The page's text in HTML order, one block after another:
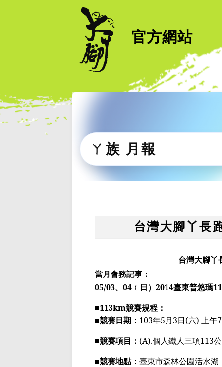
官方網站
ㄚ族 月報
台灣大腳丫長
台灣大腳丫
當月會務記事：
05/03、 04 ﹙ 日） 2014臺東普悠瑪
■113km競賽規程：
■競賽日期： 103年5月3日(六) 上午7
■競賽項目： (A).個人鐵人三項113
■競賽地點： 臺東市森林公園活水湖